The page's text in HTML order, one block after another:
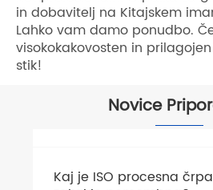
in dobavitelj na Kitajskem
Lahko vam damo ponudbo.
visokokakovosten in
stik!
Novice